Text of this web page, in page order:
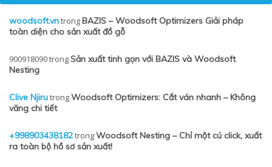
woodsoft.vntrongBAZIS – Woodsoft Optimizers Giải pháp
toàn diện cho sản xuất đồ gỗ
900918090trongSản xuất tinh gọn với BAZIS và Woodsoft
Nesting
Clive NjirutrongWoodsoft Optimizers: Cắt ván nhanh – Không
văng chi tiết
+998903438182trongWoodsoft Nesting – Chỉ một cú click, xuất
ra toàn bộ hồ sơ sản xuất!